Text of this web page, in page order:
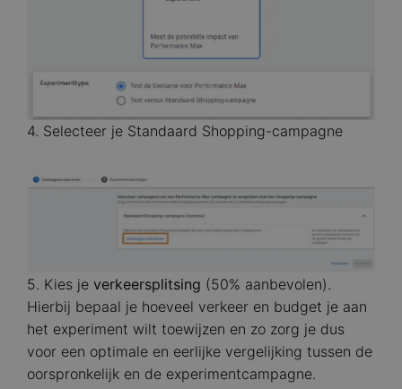
4. Selecteer je Standaard Shopping-campagne
Image
5. Kies je verkeersplitsing (50% aanbevolen).
Hierbij bepaal je hoeveel verkeer en budget je aan
het experiment wilt toewijzen en zo zorg je dus
voor een optimale en eerlijke vergelijking tussen de
oorspronkelijk en de experimentcampagne.